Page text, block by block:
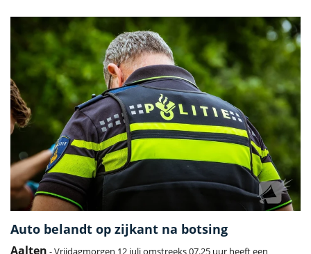
Auto belandt op zijkant na botsing
Aalten - Vrijdagmorgen 12 juli omstreeks 07.25 uur heeft een